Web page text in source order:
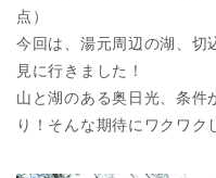
点）
今回は、湯元周辺の湖、切
見に行きました！
山と湖のある奥日光、条件
り！そんな期待にワクワク